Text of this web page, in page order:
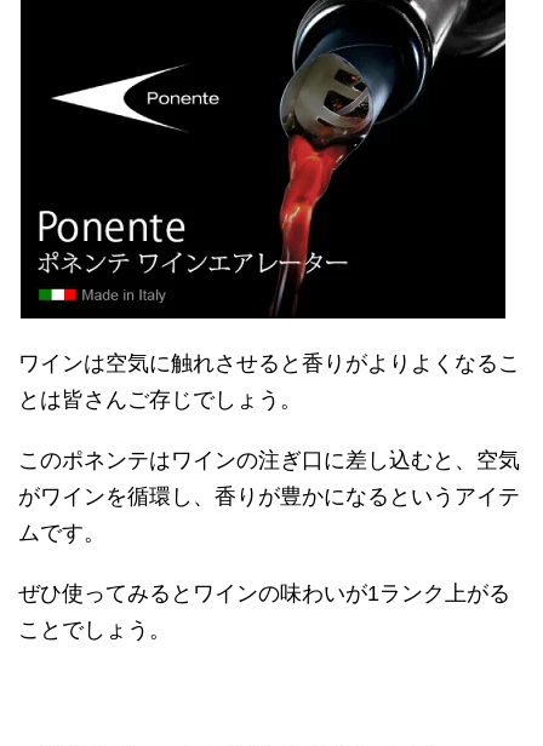
ワインは空気に触れさせると香りがよりよくなるこ
とは皆さんご存じでしょう。
このポネンテはワインの注ぎ口に差し込むと、空気
がワインを循環し、香りが豊かになるというアイテ
ムです。
ぜひ使ってみるとワインの味わいが1ランク上がる
ことでしょう。